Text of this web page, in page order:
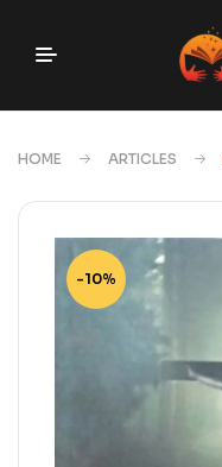
HOME ARTICLES
-10%